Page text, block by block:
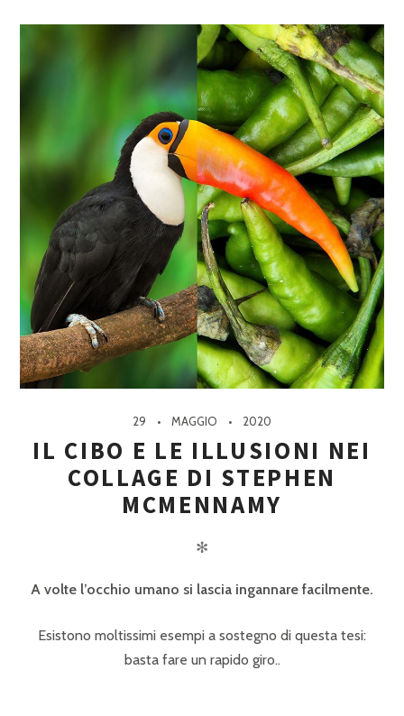
29 MAGGIO 2020
IL CIBO E LE ILLUSIONI NEI
COLLAGE DI STEPHEN
MCMENNAMY
✻
A volte l’occhio umano si lascia ingannare facilmente.
Esistono moltissimi esempi a sostegno di questa tesi:
basta fare un rapido giro..